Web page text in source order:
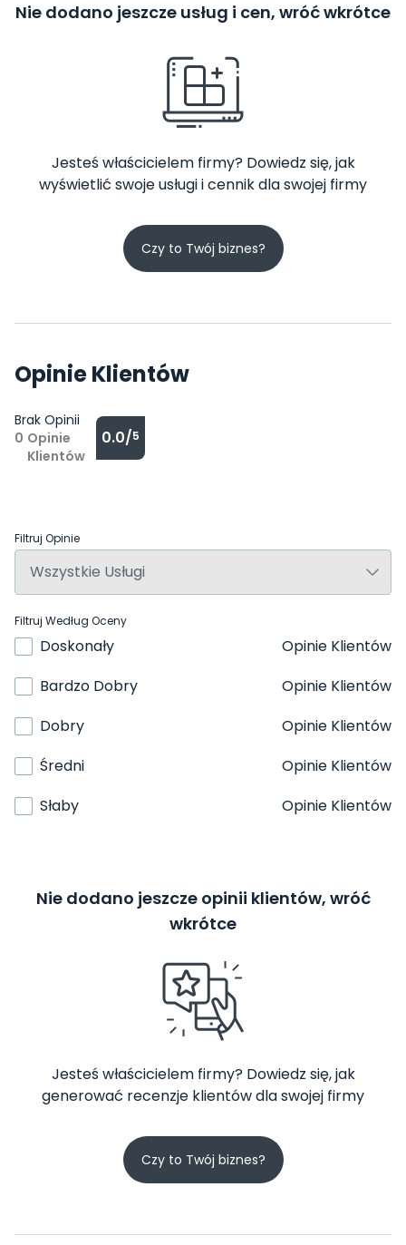
Nie dodano jeszcze usług i cen, wróć wkrótce
Jesteś właścicielem firmy? Dowiedz się, jak
wyświetlić swoje usługi i cennik dla swojej firmy
Czy to Twój biznes?
Opinie Klientów
Brak Opinii
0 Opinie
Klientów
0.0/5
Filtruj Opinie
Filtruj Według Oceny
Doskonały
Opinie Klientów
Bardzo Dobry
Opinie Klientów
Dobry
Opinie Klientów
Średni
Opinie Klientów
Słaby
Opinie Klientów
Nie dodano jeszcze opinii klientów, wróć
wkrótce
Jesteś właścicielem firmy? Dowiedz się, jak
generować recenzje klientów dla swojej firmy
Czy to Twój biznes?